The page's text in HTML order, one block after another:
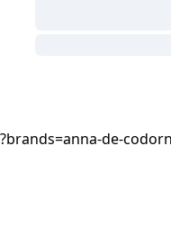
?brands=anna-de-